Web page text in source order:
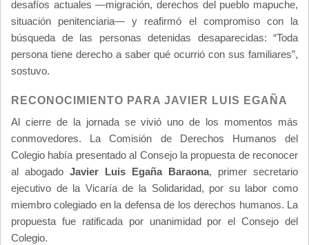
desafíos actuales —migración, derechos del pueblo mapuche,
situación penitenciaria— y reafirmó el compromiso con la
búsqueda de las personas detenidas desaparecidas: “Toda
persona tiene derecho a saber qué ocurrió con sus familiares”,
sostuvo.
RECONOCIMIENTO PARA JAVIER LUIS EGAÑA
Al cierre de la jornada se vivió uno de los momentos más
conmovedores. La Comisión de Derechos Humanos del
Colegio había presentado al Consejo la propuesta de reconocer
al abogado Javier Luis Egaña Baraona, primer secretario
ejecutivo de la Vicaría de la Solidaridad, por su labor como
miembro colegiado en la defensa de los derechos humanos. La
propuesta fue ratificada por unanimidad por el Consejo del
Colegio.